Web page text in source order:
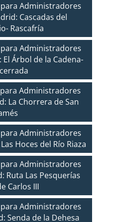
Administradores
Cascadas del
Rascafría
Administradores
Árbol de la Cadena-
Administradores
La Chorrera de San
Administradores
Hoces del Río Riaza
Administradores
Ruta Las Pesquerías
Carlos III
Administradores
Senda de la Dehesa